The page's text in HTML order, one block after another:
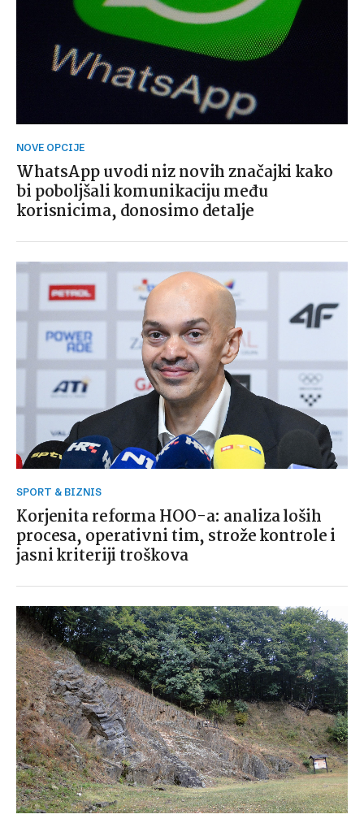
NOVE OPCIJE
WhatsApp uvodi niz novih značajki kako
bi poboljšali komunikaciju među
korisnicima, donosimo detalje
SPORT & BIZNIS
Korjenita reforma HOO-a: analiza loših
procesa, operativni tim, strože kontrole i
jasni kriteriji troškova